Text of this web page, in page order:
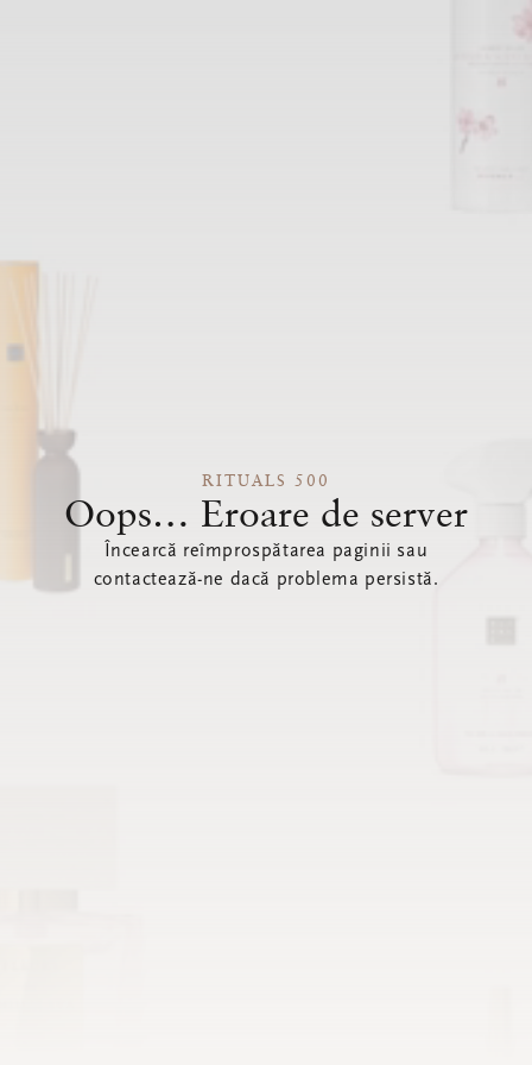
RITUALS 500
Oops… Eroare de server
Încearcă reîmprospătarea paginii sau
contactează-ne dacă problema persistă.